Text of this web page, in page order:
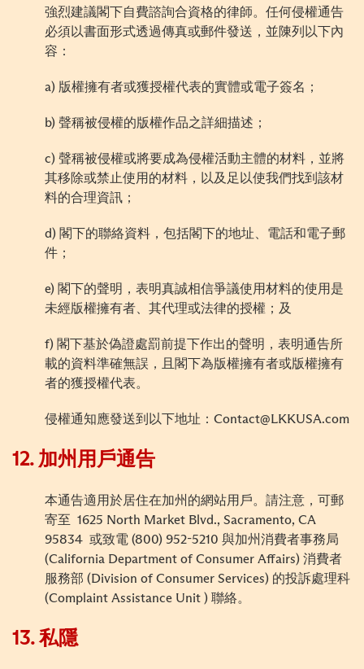
強烈建議閣下自費諮詢合資格的律師。任何侵權通告
必須以書面形式透過傳真或郵件發送，並陳列以下內
容：
a) 版權擁有者或獲授權代表的實體或電子簽名；
b) 聲稱被侵權的版權作品之詳細描述 ；
c) 聲稱被侵權或將要成為侵權活動主體的材料，並將
其移除或禁 止使用的材料，以及足以使我們找到該材
料的合理資訊；
d) 閣下的聯絡資料 ，包括閣下的地址、電話和電子郵
件 ；
e) 閣下的聲明，表明真誠相信爭議使用材料的使用 是
未經版權擁有者、其代理或法律的授權；及
f) 閣下基於偽證處罰前提下作出的聲明，表明通告所
載的資料準確無誤 ，且閣下為版權擁有者或版權擁有
者的獲授權代表。
侵權通知應發送到以下地址： Contact@LKKUSA.com
12. 加州用戶通告
本通告適用於居住在加州的網站用戶。請注意，可郵
寄至
1625 North Market Blvd., Sacramento, CA
95834 或致電 (800) 952-5210 與加州消費者事務局
(California Department of Consumer Affairs) 消費者
服務部 (Division of Consumer Services) 的投訴處理科
(Complaint Assistance Unit ) 聯絡。
13. 私隱